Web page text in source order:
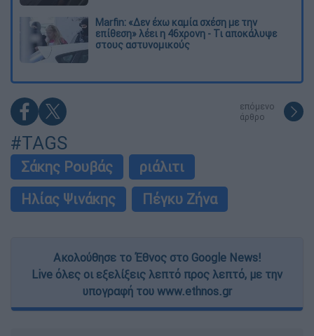
Marfin: «Δεν έχω καμία σχέση με την
επίθεση» λέει η 46χρονη - Τι αποκάλυψε
στους αστυνομικούς
επόμενο
άρθρο
#TAGS
Σάκης Ρουβάς
ριάλιτι
Ηλίας Ψινάκης
Πέγκυ Ζήνα
Ακολούθησε το Έθνος στο Google News!
Live όλες οι εξελίξεις λεπτό προς λεπτό, με την
υπογραφή του www.ethnos.gr